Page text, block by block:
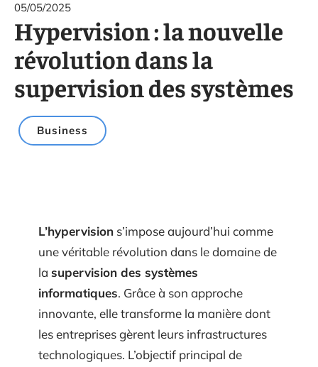
05/05/2025
Hypervision : la nouvelle
révolution dans la
supervision des systèmes
Business
L’hypervision s’impose aujourd’hui comme
une véritable révolution dans le domaine de
la supervision des systèmes
informatiques. Grâce à son approche
innovante, elle transforme la manière dont
les entreprises gèrent leurs infrastructures
technologiques. L’objectif principal de